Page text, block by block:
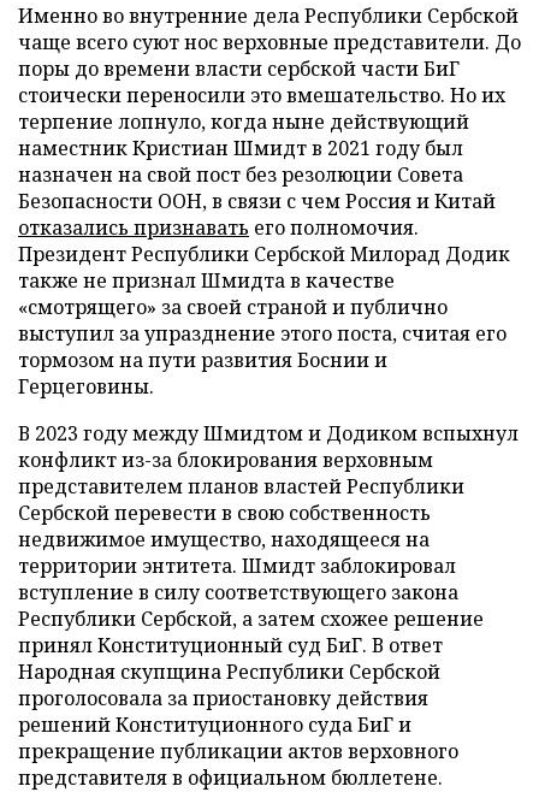
Именно во внутренние дела Республики Сербской
чаще всего суют нос верховные представители. До
поры до времени власти сербской части БиГ
стоически переносили это вмешательство. Но их
терпение лопнуло, когда ныне действующий
наместник Кристиан Шмидт в 2021 году был
назначен на свой пост без резолюции Совета
Безопасности ООН, в связи с чем Россия и Китай
отказались признавать его полномочия.
Президент Республики Сербской Милорад Додик
также не признал Шмидта в качестве
«смотрящего» за своей страной и публично
выступил за упразднение этого поста, считая его
тормозом на пути развития Боснии и
Герцеговины.
В 2023 году между Шмидтом и Додиком вспыхнул
конфликт из-за блокирования верховным
представителем планов властей Республики
Сербской перевести в свою собственность
недвижимое имущество, находящееся на
территории энтитета. Шмидт заблокировал
вступление в силу соответствующего закона
Республики Сербской, а затем схожее решение
принял Конституционный суд БиГ. В ответ
Народная скупщина Республики Сербской
проголосовала за приостановку действия
решений Конституционного суда БиГ и
прекращение публикации актов верховного
представителя в официальном бюллетене.